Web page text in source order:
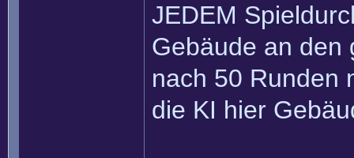
JEDEM
Gebäude an den
nach 50 Runden
die KI hier